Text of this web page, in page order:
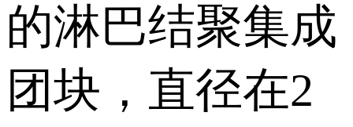
的淋巴结聚集成
团块，直径在2